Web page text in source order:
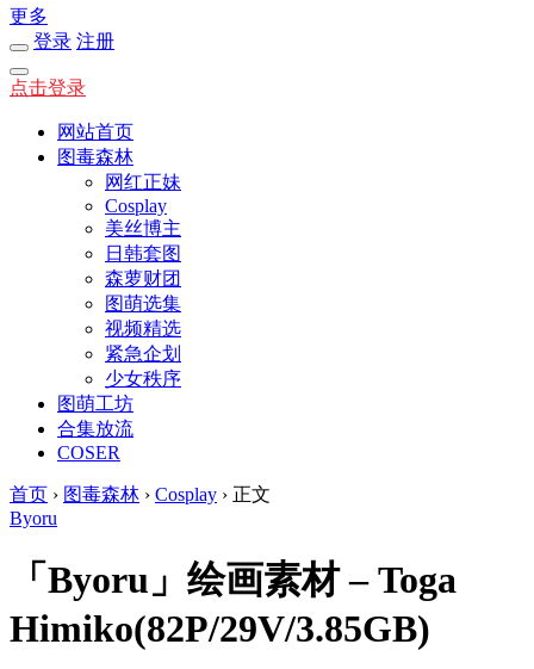
更多
登录 注册
点击登录
网站首页
图毒森林
网红正妹
Cosplay
美丝博主
日韩套图
森萝财团
图萌选集
视频精选
紧急企划
少女秩序
图萌工坊
合集放流
COSER
首页 › 图毒森林 › Cosplay › 正文
Byoru
「Byoru」绘画素材 – Toga
Himiko(82P/29V/3.85GB)